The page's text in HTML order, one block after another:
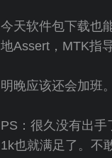
今天软件包下载也
地Assert，MTK指
明晚应该还会加班
PS：很久没有出
1k也就满足了。不